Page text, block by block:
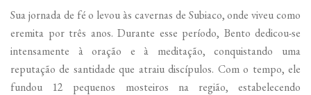
Sua jornada de fé o levou às cavernas de Subiaco, onde viveu como
eremita por três anos. Durante esse período, Bento dedicou-se
intensamente à oração e à meditação, conquistando uma
reputação de santidade que atraiu discípulos. Com o tempo, ele
fundou 12 pequenos mosteiros na região, estabelecendo